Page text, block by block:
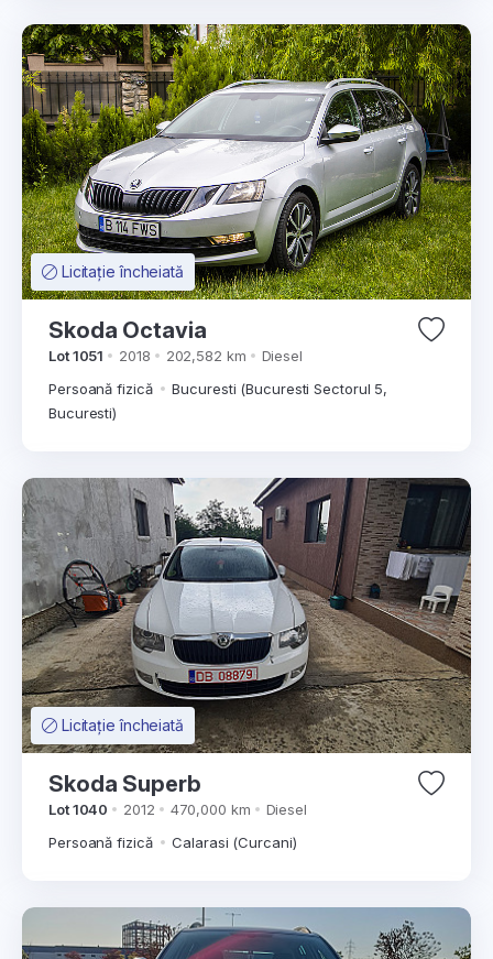
Licitație încheiată
Skoda Octavia
Lot 1051 2018 202,582 km
Diesel
Persoană fizică
Bucuresti (Bucuresti Sectorul 5,
Bucuresti)
Licitație încheiată
Skoda Superb
Lot 1040 2012 470,000 km
Diesel
Persoană fizică
Calarasi (Curcani)